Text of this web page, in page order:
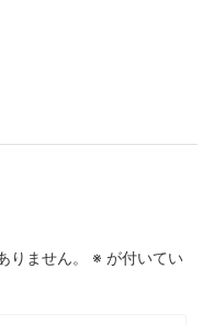
りません。 ※ が付いてい